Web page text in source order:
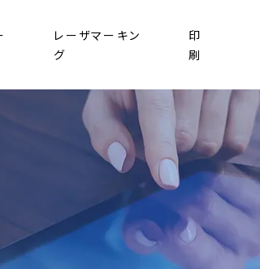
レーザマーキン
グ
印
刷